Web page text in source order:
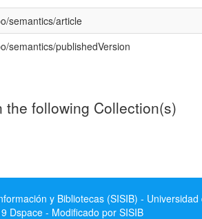
semantics/article
semantics/publishedVersion
following Collection(s)
y Bibliotecas (SISIB) - Universidad
Dspace - Modificado por SISIB